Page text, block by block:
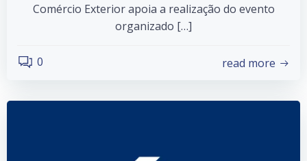
Comércio Exterior apoia a realização do evento
organizado […]
0 read more